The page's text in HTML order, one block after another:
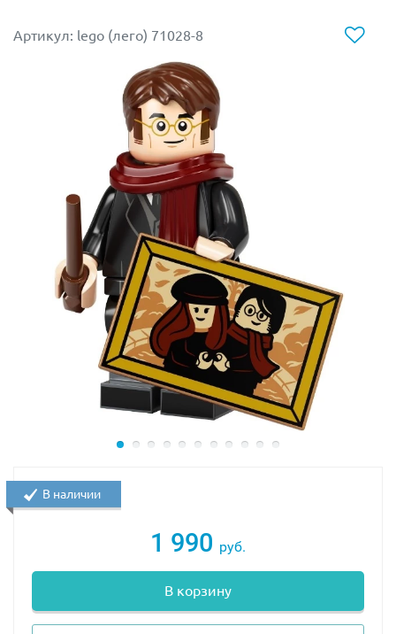
Артикул: lego (лего) 71028-8
1 990 руб.
В корзину
В наличии